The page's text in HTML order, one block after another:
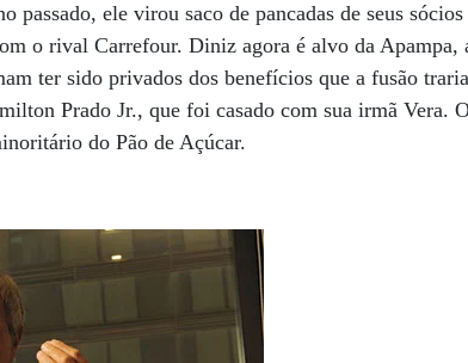
passado, ele virou saco de pancadas de seus
o rival Carrefour. Diniz agora é alvo da Apampa,
ter sido privados dos benefícios que a fusão
Prado Jr., que foi casado com sua irmã Vera.
do Pão de Açúcar.